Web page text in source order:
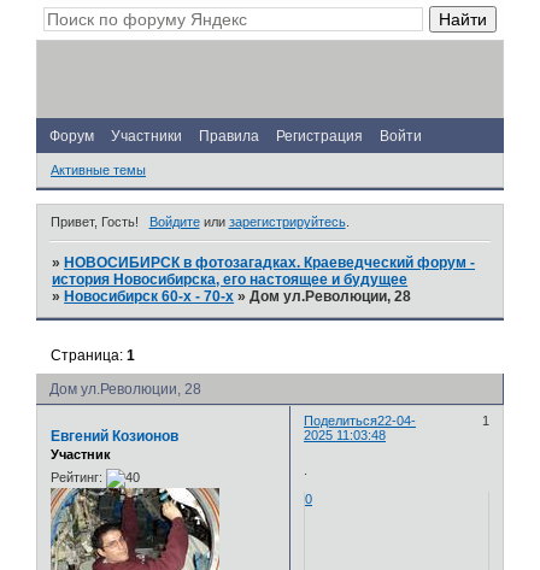
Форум Участники Правила Регистрация Войти
Активные темы
Привет, Гость! Войдитеили зарегистрируйтесь.
» НОВОСИБИРСК в фотозагадках. Краеведческий форум -
история Новосибирска, его настоящее и будущее
» Новосибирск 60-х - 70-х »Дом ул.Революции, 28
Дом ул.Революции, 28
Страница:1
Поделиться 1
22-04-
2025 11:03:48
Евгений Козионов
Участник
Рейтинг:
0